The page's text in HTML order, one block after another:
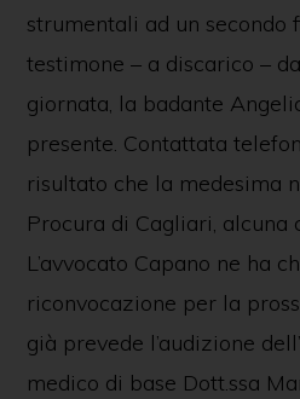
strumentali ad un secondo
testimone – a discarico –
giornata, la badante
presente. Contattata
risultato che la medesima
Procura di Cagliari, alcuna
L’avvocato Capano ne ha
riconvocazione per la
già prevede l’audizione
medico di base Dott.ssa